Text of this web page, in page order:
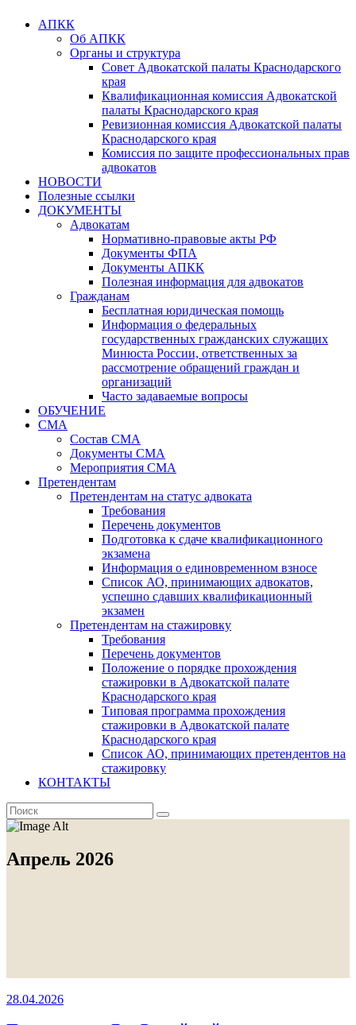
АПКК
Об АПКК
Органы и структура
Совет Адвокатской палаты Краснодарского
края
Квалификационная комиссия Адвокатской
палаты Краснодарского края
Ревизионная комиссия Адвокатской палаты
Краснодарского края
Комиссия по защите профессиональных прав
адвокатов
НОВОСТИ
Полезные ссылки
ДОКУМЕНТЫ
Адвокатам
Нормативно-правовые акты РФ
Документы ФПА
Документы АПКК
Полезная информация для адвокатов
Гражданам
Бесплатная юридическая помощь
Информация о федеральных
государственных гражданских служащих
Минюста России, ответственных за
рассмотрение обращений граждан и
организаций
Часто задаваемые вопросы
ОБУЧЕНИЕ
СМА
Состав СМА
Документы СМА
Мероприятия СМА
Претендентам
Претендентам на статус адвоката
Требования
Перечень документов
Подготовка к сдаче квалификационного
экзамена
Информация о единовременном взносе
Список АО, принимающих адвокатов,
успешно сдавших квалификационный
экзамен
Претендентам на стажировку
Требования
Перечень документов
Положение о порядке прохождения
стажировки в Адвокатской палате
Краснодарского края
Типовая программа прохождения
стажировки в Адвокатской палате
Краснодарского края
Список АО, принимающих претендентов на
стажировку
КОНТАКТЫ
Апрель 2026
28.04.2026